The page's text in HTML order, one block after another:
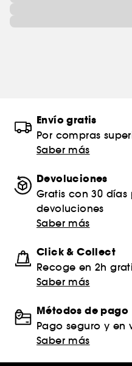
Envío gratis
Por compras
Saber más
Devoluciones
Gratis con 30
devoluciones
Saber más
Click & Collect
Recoge en 2h
Saber más
Métodos de pago
Pago seguro y en
Saber más